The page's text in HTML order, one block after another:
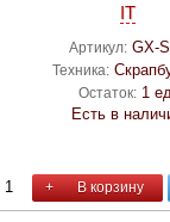
IT
Артикул: GX-
Техника:
Остаток: 1 ед.
Есть в
+ В корзину